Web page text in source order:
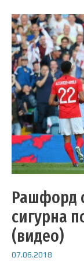
Рашфорд
сигурна
(видео)
07.06.2018